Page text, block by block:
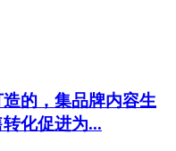
的，集品牌内容生
化促进为...